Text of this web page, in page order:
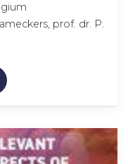
prof. dr. P.